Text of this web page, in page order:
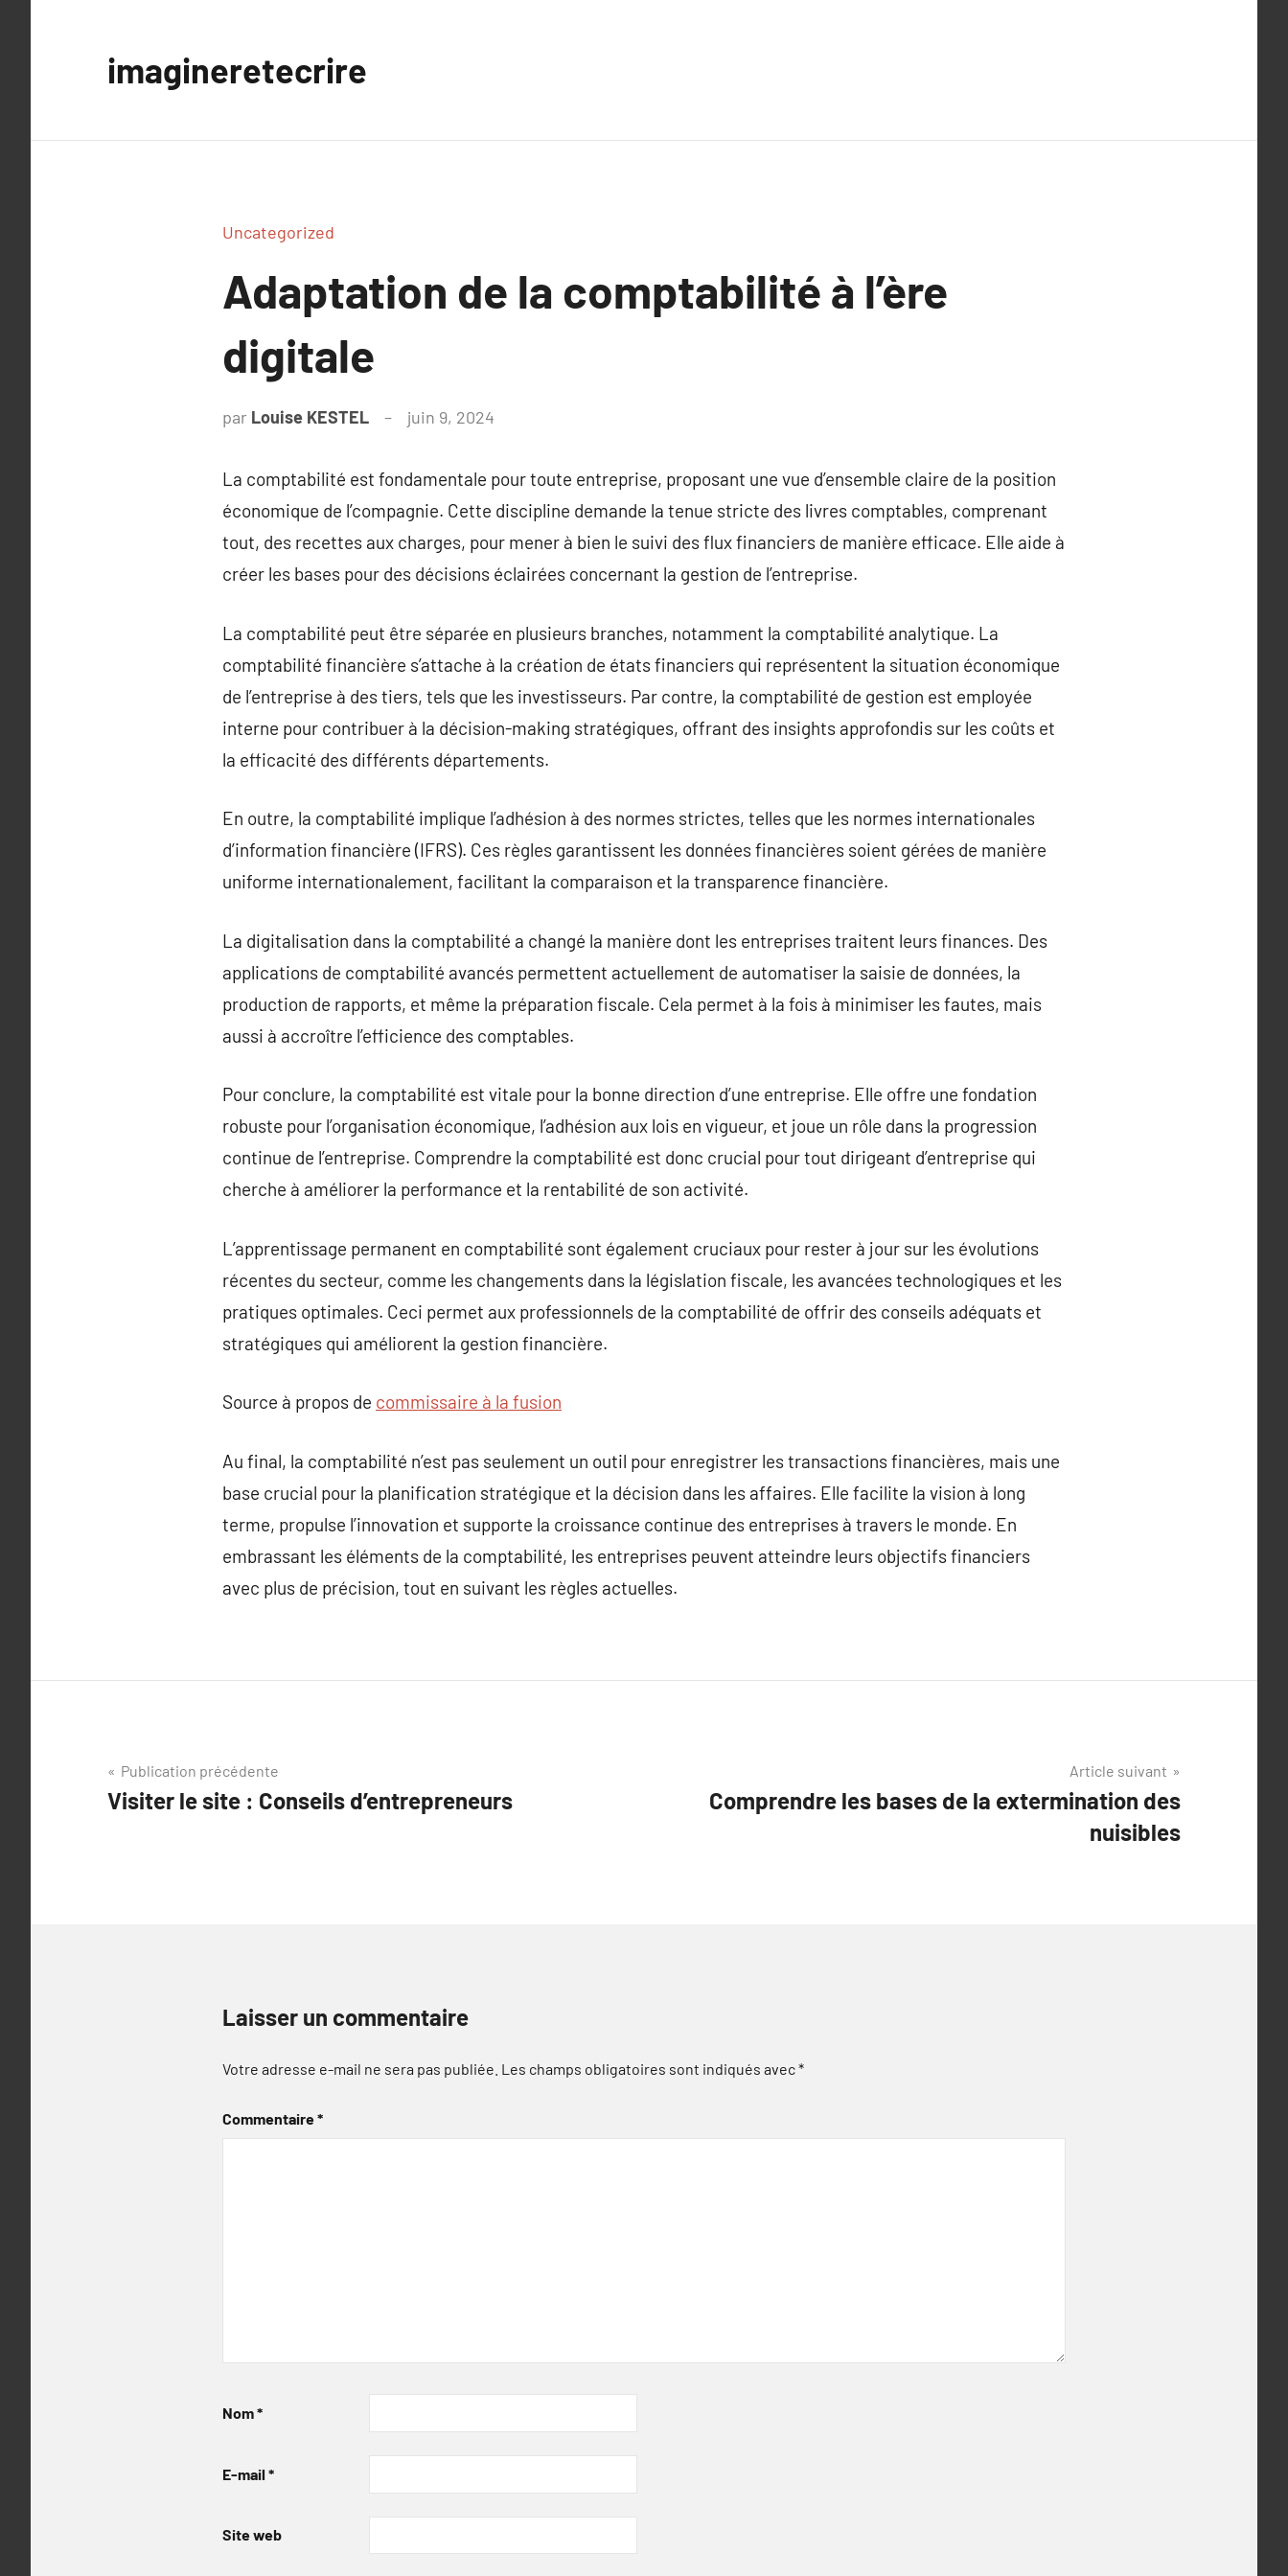
imagineretecrire
Uncategorized
Adaptation de la comptabilité à l’ère
digitale
par Louise KESTEL juin 9, 2024
La comptabilité est fondamentale pour toute entreprise, proposant une vue d’ensemble claire de la position
économique de l’compagnie. Cette discipline demande la tenue stricte des livres comptables, comprenant
tout, des recettes aux charges, pour mener à bien le suivi des flux financiers de manière efficace. Elle aide à
créer les bases pour des décisions éclairées concernant la gestion de l’entreprise.
La comptabilité peut être séparée en plusieurs branches, notamment la comptabilité analytique. La
comptabilité financière s’attache à la création de états financiers qui représentent la situation économique
de l’entreprise à des tiers, tels que les investisseurs. Par contre, la comptabilité de gestion est employée
interne pour contribuer à la décision-making stratégiques, offrant des insights approfondis sur les coûts et
la efficacité des différents départements.
En outre, la comptabilité implique l’adhésion à des normes strictes, telles que les normes internationales
d’information financière (IFRS). Ces règles garantissent les données financières soient gérées de manière
uniforme internationalement, facilitant la comparaison et la transparence financière.
La digitalisation dans la comptabilité a changé la manière dont les entreprises traitent leurs finances. Des
applications de comptabilité avancés permettent actuellement de automatiser la saisie de données, la
production de rapports, et même la préparation fiscale. Cela permet à la fois à minimiser les fautes, mais
aussi à accroître l’efficience des comptables.
Pour conclure, la comptabilité est vitale pour la bonne direction d’une entreprise. Elle offre une fondation
robuste pour l’organisation économique, l’adhésion aux lois en vigueur, et joue un rôle dans la progression
continue de l’entreprise. Comprendre la comptabilité est donc crucial pour tout dirigeant d’entreprise qui
cherche à améliorer la performance et la rentabilité de son activité.
L’apprentissage permanent en comptabilité sont également cruciaux pour rester à jour sur les évolutions
récentes du secteur, comme les changements dans la législation fiscale, les avancées technologiques et les
pratiques optimales. Ceci permet aux professionnels de la comptabilité de offrir des conseils adéquats et
stratégiques qui améliorent la gestion financière.
Source à propos de commissaire à la fusion
Au final, la comptabilité n’est pas seulement un outil pour enregistrer les transactions financières, mais une
base crucial pour la planification stratégique et la décision dans les affaires. Elle facilite la vision à long
terme, propulse l’innovation et supporte la croissance continue des entreprises à travers le monde. En
embrassant les éléments de la comptabilité, les entreprises peuvent atteindre leurs objectifs financiers
avec plus de précision, tout en suivant les règles actuelles.
Navigation
de
Publication précédente
Visiter le site : Conseils d’entrepreneurs
Article suivant
Comprendre les bases de la extermination des
nuisibles
Laisser un commentaire
Votre adresse e-mail ne sera pas publiée. Les champs obligatoires sont indiqués avec*
Commentaire*
Nom*
E-mail *
Site web